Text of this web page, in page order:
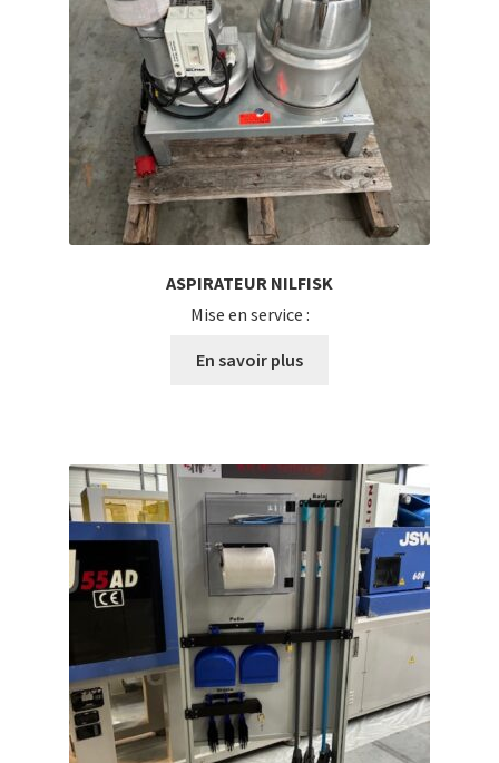
ASPIRATEUR NILFISK
Mise en service :
En savoir plus